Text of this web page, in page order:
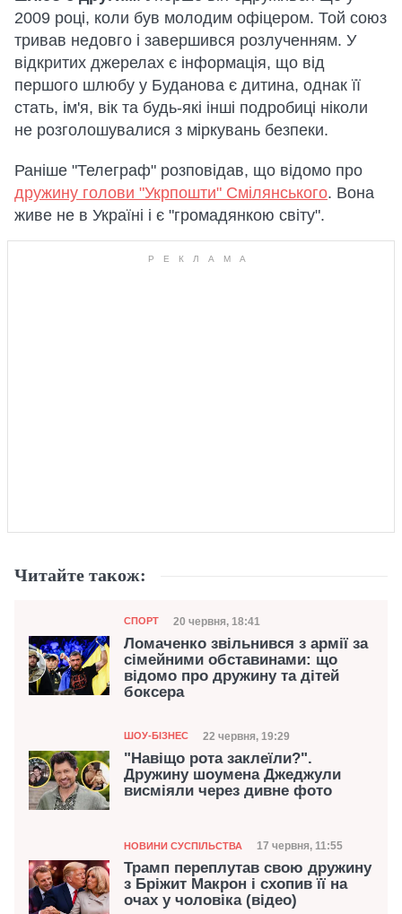
2009 році, коли був молодим офіцером. Той союз
тривав недовго і завершився розлученням. У
відкритих джерелах є інформація, що від
першого шлюбу у Буданова є дитина, однак її
стать, ім'я, вік та будь-які інші подробиці ніколи
не розголошувалися з міркувань безпеки.
Раніше "Телеграф" розповідав, що відомо про
дружину голови "Укрпошти" Смілянського. Вона
живе не в Україні і є "громадянкою світу".
Читайте також:
Категорія
СПОРТ Дата публікації
20 червня, 18:41
Ломаченко звільнився з армії за
сімейними обставинами: що
відомо про дружину та дітей
боксера
Категорія
ШОУ-БІЗНЕС Дата публікації
22 червня, 19:29
"Навіщо рота заклеїли?".
Дружину шоумена Джеджули
висміяли через дивне фото
Категорія
НОВИНИ СУСПІЛЬСТВА Дата публікації
17 червня, 11:55
Трамп переплутав свою дружину
з Бріжит Макрон і схопив її на
очах у чоловіка (відео)